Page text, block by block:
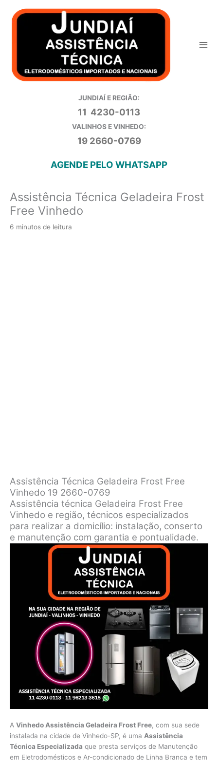
para
JUNDIAÍ E REGIÃO:
11 4230-0113
VALINHOS E VINHEDO:
19 2660-0769
AGENDE PELO WHATSAPP
Assistência Técnica Geladeira Frost
Free Vinhedo
6 minutos de leitura
Assistência Técnica Geladeira Frost Free
Vinhedo 19 2660-0769
Assistência técnica Geladeira Frost Free
Vinhedo e região, técnicos especializados
para realizar a domicílio: instalação, conserto
e manutenção com garantia e pontualidade.
A Vinhedo Assistência Geladeira Frost Free, com sua sede
instalada na cidade de Vinhedo-SP, é uma Assistência
Técnica Especializada que presta serviços de Manutenção
em Eletrodomésticos e Ar-condicionado de Linha Branca e tem